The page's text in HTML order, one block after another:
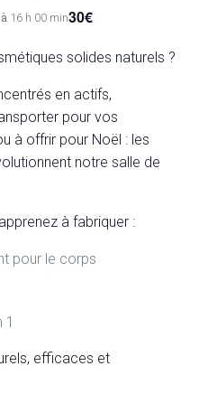
à 16 h 00 min30€
solides naturels ?
en actifs,
pour vos
à offrir pour Noël : les
notre salle de
à fabriquer :
pour le corps
1
efficaces et